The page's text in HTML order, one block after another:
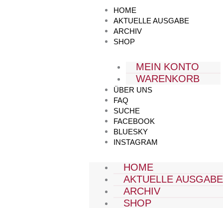
HOME
AKTUELLE AUSGABE
ARCHIV
SHOP
MEIN KONTO
WARENKORB
ÜBER UNS
FAQ
SUCHE
FACEBOOK
BLUESKY
INSTAGRAM
HOME
AKTUELLE AUSGABE
ARCHIV
SHOP